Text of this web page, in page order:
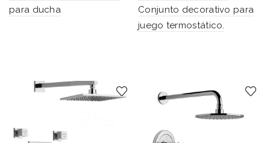
para ducha
Conjunto decorativo para
juego termostático.